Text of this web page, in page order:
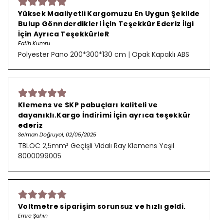
Yüksek Maaliyetli Kargomuzu En Uygun Şekilde
Bulup Gönnderdikleri İçin Teşekkür Ederiz İlgi
İçin Ayrıca TeşekkürleR
Fatih Kumru
Polyester Pano 200*300*130 cm | Opak Kapaklı ABS
Klemens ve SKP pabuçları kaliteli ve
dayanıklı.Kargo İndirimi İçin ayrıca teşekkür
ederiz
Selman Doğruyol, 02/05/2025
TBLOC 2,5mm² Geçişli Vidalı Ray Klemens Yeşil
8000099005
Voltmetre siparişim sorunsuz ve hızlı geldi.
Emre Şahin